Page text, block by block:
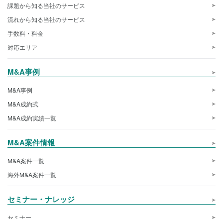
課題から知る当社のサービス
流れから知る当社のサービス
手数料・料金
対応エリア
M&A事例
M&A事例
M&A成約式
M&A成約実績一覧
M&A案件情報
M&A案件一覧
海外M&A案件一覧
セミナー・ナレッジ
セミナー